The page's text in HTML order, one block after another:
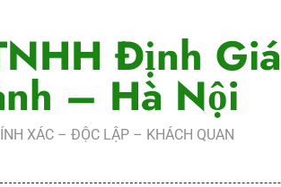
Định Giá
– Hà Nội
XÁC – ĐỘC LẬP – KHÁCH QUAN